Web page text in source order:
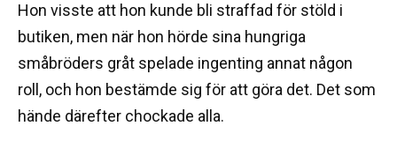
Hon visste att hon kunde bli straffad för stöld i
butiken, men när hon hörde sina hungriga
småbröders gråt spelade ingenting annat någon
roll, och hon bestämde sig för att göra det. Det som
hände därefter chockade alla.